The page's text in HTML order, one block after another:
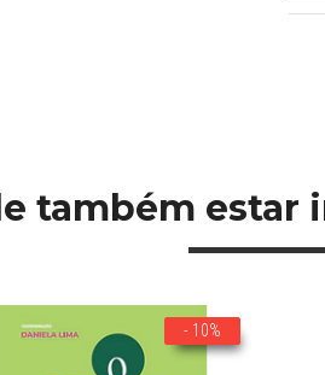
também estar
- 10%